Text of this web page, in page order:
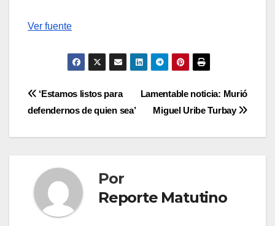
Ver fuente
Navegación
Lamentable noticia: Murió
Miguel Uribe Turbay
‘Estamos listos para
defendernos de quien sea’
Por
Reporte Matutino